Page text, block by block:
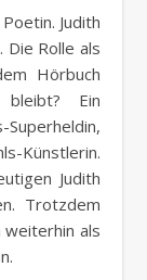
Judith
Die Rolle als
Hörbuch
Ein
Künstlerin.
Judith
Trotzdem
weiterhin als